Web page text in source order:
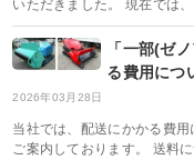
いただきました。 現在では
「一部(ゼ
る費用につ
2026年03月28日
当社では、配送にかかる費
ご案内しております。 送料